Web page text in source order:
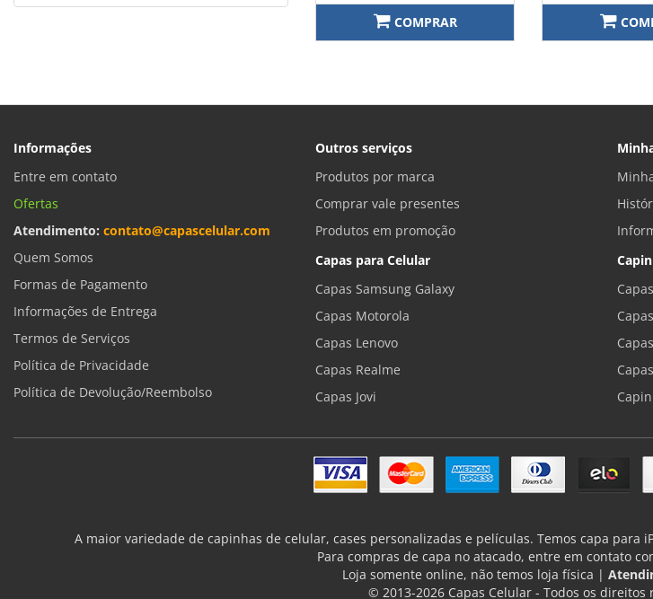
COMPRAR
Informações
Entre em contato
Ofertas
Atendimento: contato@capascelular.com
Quem Somos
Formas de Pagamento
Informações de Entrega
Termos de Serviços
Política de Privacidade
Política de Devolução/Reembolso
Outros serviços
Produtos por marca
Comprar vale presentes
Produtos em promoção
Capas para Celular
Capas Samsung Galaxy
Capas Motorola
Capas Lenovo
Capas Realme
Capas Jovi
A maior variedade de capinhas de celular, cases personalizadas e películas. Temos capa para
Para compras de capa no atacado, entre em contato
Loja somente online, não temos loja física |
© 2013-2026 Capas Celular - Todos os direitos